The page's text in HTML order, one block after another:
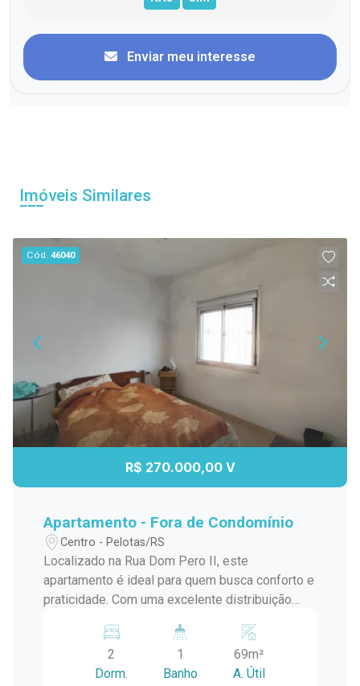
Enviar meu interesse
Imóveis Similares
Cód.46040
R$ 270.000,00 V
Apartamento - Fora de Condomínio
Centro - Pelotas/RS
Localizado na Rua Dom Pero II, este
apartamento é ideal para quem busca conforto e
praticidade. Com uma excelente distribuição
completo Cozinha funcional Além disso, o
imóvel está bem conservado e possui uma
ótima entrada de luz natural. Detalhes do Imóvel:
2
Dorm.
1
Banho
69m²
A. Útil